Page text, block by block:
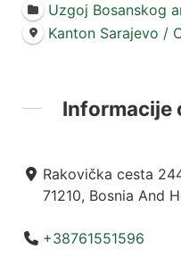
Uzgoj Bosanskog
Kanton Sarajevo /
Informacije
Rakovička cesta
71210, Bosnia And
+38761551596